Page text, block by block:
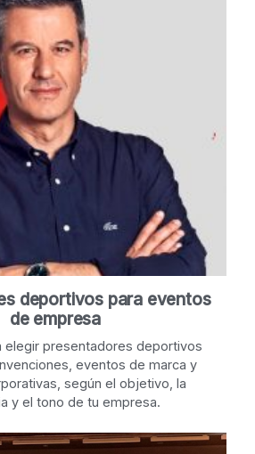
deportivos para eventos
de empresa
elegir presentadores deportivos
eventos de marca y
según el objetivo, la
y el tono de tu empresa.